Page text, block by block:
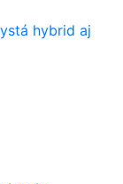
hybrid aj